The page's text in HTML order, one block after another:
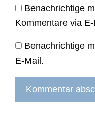
Benachrichtige
Kommentare via
Benachrichtige
E-Mail.